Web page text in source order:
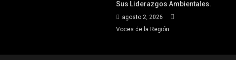
Sus Liderazgos Ambientales.
agosto 2, 2026
Voces de la Región